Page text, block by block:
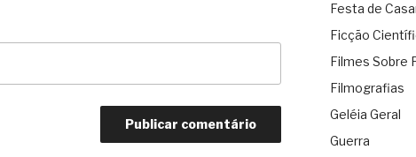
Festa de
Ficção
Filmes Sobre
Filmografias
Geléia Geral
Guerra